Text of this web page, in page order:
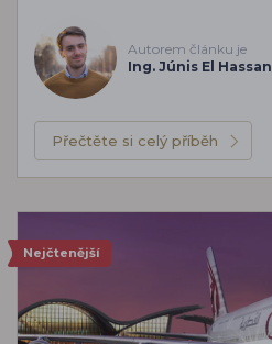
Autorem článku je
Ing. Júnis El Hassan
Přečtěte si celý příběh
Nejčtenější